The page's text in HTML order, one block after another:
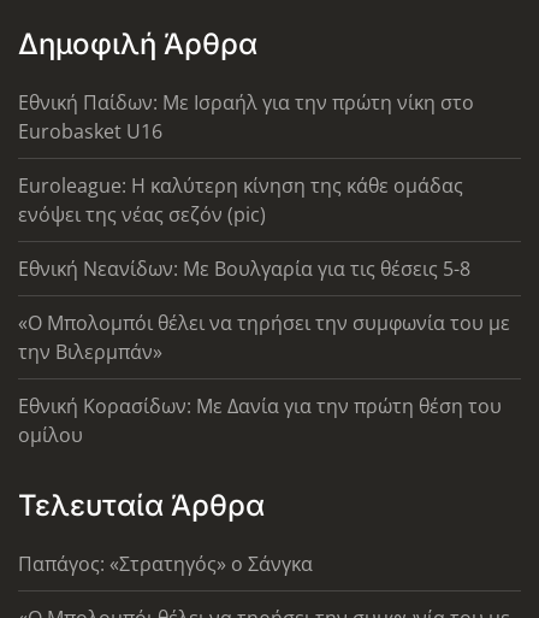
Δημοφιλή Άρθρα
Εθνική Παίδων: Με Ισραήλ για την πρώτη νίκη στο
Eurobasket U16
Euroleague: Η καλύτερη κίνηση της κάθε ομάδας
ενόψει της νέας σεζόν (pic)
Εθνική Νεανίδων: Με Βουλγαρία για τις θέσεις 5-8
«Ο Μπολομπόι θέλει να τηρήσει την συμφωνία του με
την Βιλερμπάν»
Εθνική Κορασίδων: Με Δανία για την πρώτη θέση του
ομίλου
Τελευταία Άρθρα
Παπάγος: «Στρατηγός» ο Σάνγκα